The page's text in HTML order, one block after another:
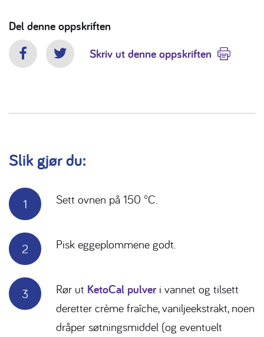
Del denne oppskriften
FacebookTwitterSkriv ut denne oppskriften
Slik gjør du:
Sett ovnen på 150 °C.
Pisk eggeplommene godt.
Rør ut KetoCal pulveri vannet og tilsett
deretter crème fraîche, vaniljeekstrakt, noen
dråper søtningsmiddel (og eventuelt